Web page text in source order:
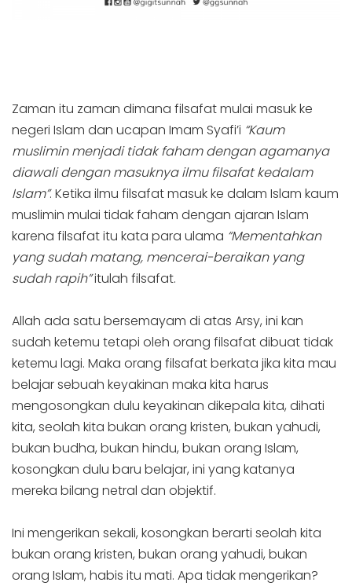
Zaman itu zaman dimana filsafat mulai masuk ke
negeri Islam dan ucapan Imam Syafi’i “Kaum
muslimin menjadi tidak faham dengan agamanya
diawali dengan masuknya ilmu filsafat kedalam
Islam”. Ketika ilmu filsafat masuk ke dalam Islam kaum
muslimin mulai tidak faham dengan ajaran Islam
karena filsafat itu kata para ulama “Mementahkan
yang sudah matang, mencerai-beraikan yang
sudah rapih”itulah filsafat.
Allah ada satu bersemayam di atas Arsy, ini kan
sudah ketemu tetapi oleh orang filsafat dibuat tidak
ketemu lagi. Maka orang filsafat berkata jika kita mau
belajar sebuah keyakinan maka kita harus
mengosongkan dulu keyakinan dikepala kita, dihati
kita, seolah kita bukan orang kristen, bukan yahudi,
bukan budha, bukan hindu, bukan orang Islam,
kosongkan dulu baru belajar, ini yang katanya
mereka bilang netral dan objektif.
Ini mengerikan sekali, kosongkan berarti seolah kita
bukan orang kristen, bukan orang yahudi, bukan
orang Islam, habis itu mati. Apa tidak mengerikan?